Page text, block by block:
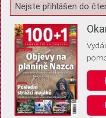
Žádost o souhlas s
Pro základní fungování
(tzv. cookies apod.). Rádi
uložením volitelných
Anonymní unikátní ID
Nejste přihlášen do